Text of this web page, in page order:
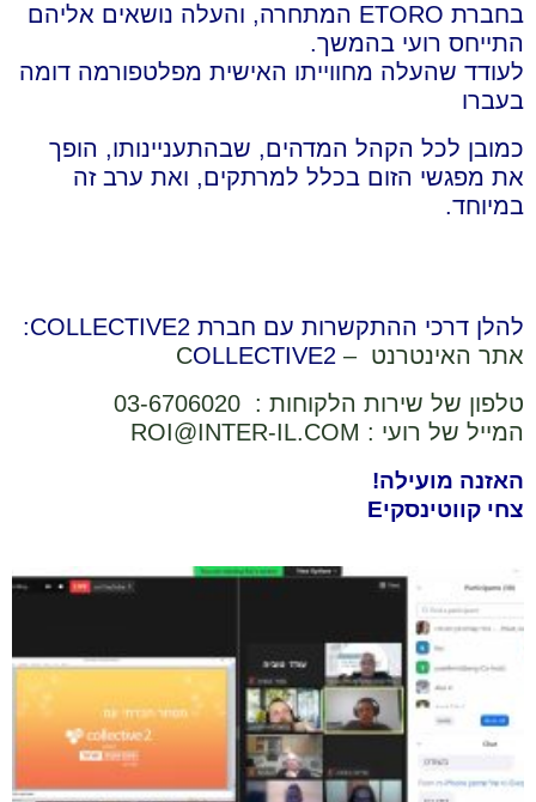
בחברת ETORO המתחרה, והעלה נושאים אליהם
התייחס רועי בהמשך.
לעודד שהעלה מחווייתו האישית מפלטפורמה דומה
בעברו
כמובן לכל הקהל המדהים, שבהתעניינותו, הופך
את מפגשי הזום בכלל למרתקים, ואת ערב זה
במיוחד.
להלן דרכי ההתקשרות עם חברת COLLECTIVE2:
אתר האינטרנט – C OLLECTIVE2
טלפון של שירות הלקוחות : ⁦03-6706020
המייל של רועי : ROI@INTER-IL.COM
האזנה מועילה!
צחי קווטינסקיE